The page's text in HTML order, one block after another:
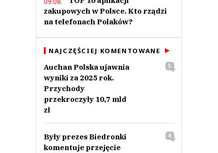
zakupowych w Polsce. Kto rządzi
na telefonach Polaków?
NAJCZĘŚCIEJ KOMENTOWANE
Auchan Polska ujawnia
wyniki za 2025 rok.
Przychody
przekroczyły 10,7 mld
zł
5
Były prezes Biedronki
komentuje przejęcie
4